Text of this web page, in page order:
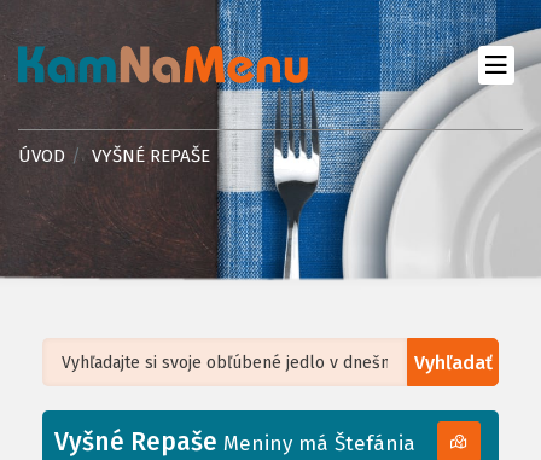
ÚVOD VYŠNÉ REPAŠE
Vyhľadať
+
Leaflet| ©OpenStreetMap, Tiles courtesy ofHumanitarian OpenStreetMap
Vyšné Repaše Meniny má Štefánia